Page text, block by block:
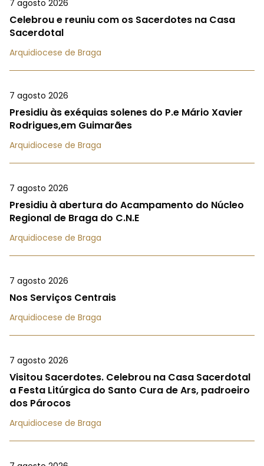
7 agosto 2026
Celebrou e reuniu com os Sacerdotes na Casa
Sacerdotal
Arquidiocese de Braga
7 agosto 2026
Presidiu às exéquias solenes do P.e Mário Xavier
Rodrigues,em Guimarães
Arquidiocese de Braga
7 agosto 2026
Presidiu à abertura do Acampamento do Núcleo
Regional de Braga do C.N.E
Arquidiocese de Braga
7 agosto 2026
Nos Serviços Centrais
Arquidiocese de Braga
7 agosto 2026
Visitou Sacerdotes. Celebrou na Casa Sacerdotal
a Festa Litúrgica do Santo Cura de Ars, padroeiro
dos Párocos
Arquidiocese de Braga